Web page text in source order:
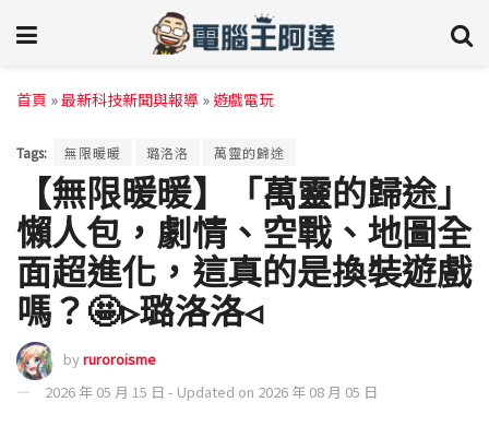
首頁 »最新科技新聞與報導 »遊戲電玩
Tags: 無限暖暖 璐洛洛 萬靈的歸途
【無限暖暖】「萬靈的歸途」
懶人包，劇情、空戰、地圖全
面超進化，這真的是換裝遊戲
嗎？🤩▹璐洛洛◃
byruroroisme
2026 年 05 月 15 日 - Updated on 2026 年 08 月 05 日